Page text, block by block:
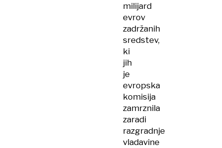
milijard
evrov
zadržanih
sredstev,
ki
jih
je
evropska
komisija
zamrznila
zaradi
razgradnje
vladavine